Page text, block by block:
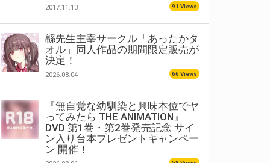
2017.11.13 91 Views
緜先生主宰サークル「あったかタ
オル」同人作品の期間限定販売が
決定！
2026.08.04 66 Views
『無自覚な幼馴染と興味本位でヤ
ってみたら THE ANIMATION』
DVD 第1巻・第2巻発売記念 サイ
ン入り台本プレゼントキャンペー
ン 開催！